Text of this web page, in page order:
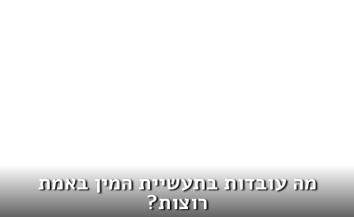
מה עובדות בתעשיית המין באמת
רוצות?